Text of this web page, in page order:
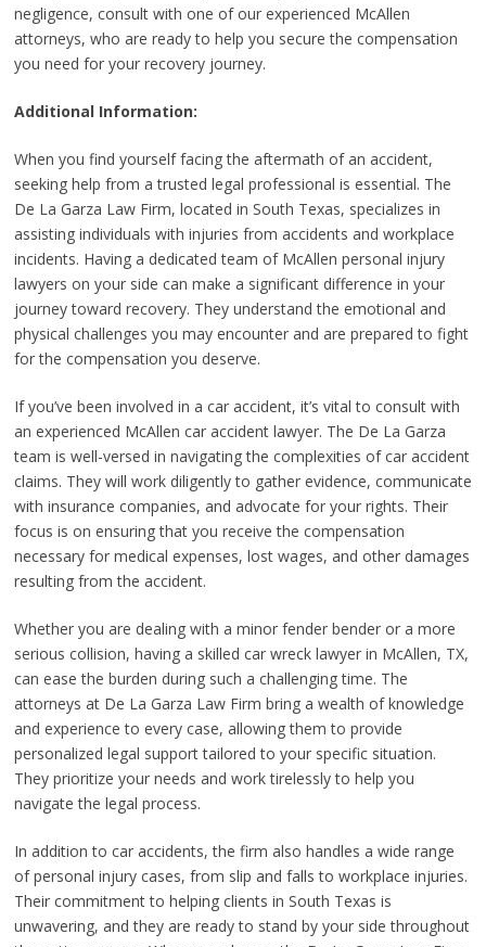
negligence, consult with one of our experienced McAllen
attorneys, who are ready to help you secure the compensation
you need for your recovery journey.
Additional Information:
When you find yourself facing the aftermath of an accident,
seeking help from a trusted legal professional is essential. The
De La Garza Law Firm, located in South Texas, specializes in
assisting individuals with injuries from accidents and workplace
incidents. Having a dedicated team of McAllen personal injury
lawyers on your side can make a significant difference in your
journey toward recovery. They understand the emotional and
physical challenges you may encounter and are prepared to fight
for the compensation you deserve.
If you’ve been involved in a car accident, it’s vital to consult with
an experienced McAllen car accident lawyer. The De La Garza
team is well-versed in navigating the complexities of car accident
claims. They will work diligently to gather evidence, communicate
with insurance companies, and advocate for your rights. Their
focus is on ensuring that you receive the compensation
necessary for medical expenses, lost wages, and other damages
resulting from the accident.
Whether you are dealing with a minor fender bender or a more
serious collision, having a skilled car wreck lawyer in McAllen, TX,
can ease the burden during such a challenging time. The
attorneys at De La Garza Law Firm bring a wealth of knowledge
and experience to every case, allowing them to provide
personalized legal support tailored to your specific situation.
They prioritize your needs and work tirelessly to help you
navigate the legal process.
In addition to car accidents, the firm also handles a wide range
of personal injury cases, from slip and falls to workplace injuries.
Their commitment to helping clients in South Texas is
unwavering, and they are ready to stand by your side throughout